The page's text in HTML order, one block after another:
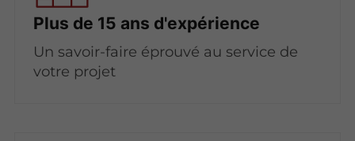
Plus de 15 ans d'expérience
Un savoir-faire éprouvé au service de
votre projet